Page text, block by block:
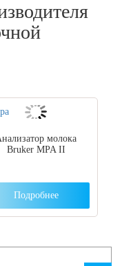
молока
Bruker MPA II
Подробнее